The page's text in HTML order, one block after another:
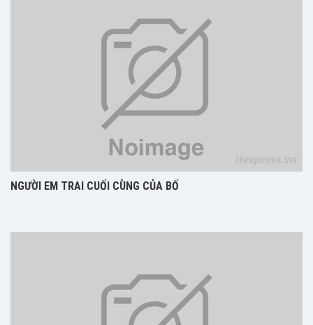
NGƯỜI EM TRAI CUỐI CÙNG CỦA BỐ